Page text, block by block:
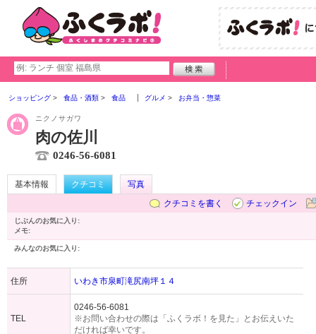
ショッピング 食品・酒類 食品 グルメ お弁当・惣菜
ニクノサガワ
肉の佐川
0246-56-6081
基本情報 クチコミ
写真
クチコミを書く
チェックイン
じぶんのお気に入り:
メモ:
みんなのお気に入り:
住所 いわき市泉町滝尻南坪１４
TEL
0246-56-6081
※お問い合わせの際は「ふくラボ！を見た」とお伝えいた
だければ幸いです。